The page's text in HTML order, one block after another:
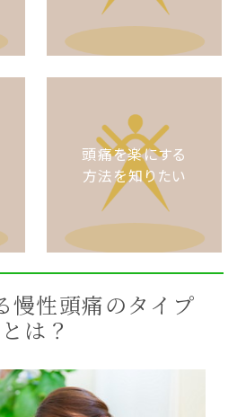
頭痛を楽にする
方法を知りたい
慢性頭痛のタイプ
とは？